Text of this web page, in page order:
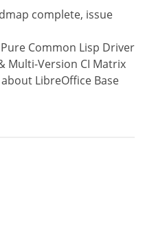
complete, issue
Common Lisp Driver
Multi-Version CI Matrix
LibreOffice Base